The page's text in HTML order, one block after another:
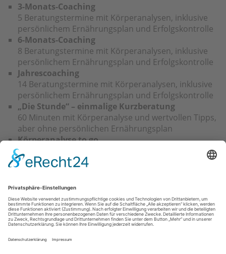
3-Monats-Coaching
5 Beratungstermine mit Körperanalysen, inklusive
persönlichem Ernährungsplan und Erfolgskontrolle
6-Monats-Coaching
8 Beratungstermine mit Körperanalysen, inklusive
persönlichem Ernährungsplan und Erfolgskontrolle
Jahrescoaching
14 Beratungstermine mit Körperanalysen, inklusive
persönlichem Ernährungsplan und Erfolgskontrolle
„Die Stunde“ – einmalige Kurzberatung
60 Minuten mit Körperanalyse und wertvollen Tipps,
aber ohne persönlichen Ernährungsplan
Körperanalyse to go
NIR-Messung am Bizeps mit Ausdruck einer
persönlichen „Körperurkunde“
Was kostet das Ganze?
Ich biete Ihnen, verglichen mit vielen anderen
individuellen Coachings und Abnehmprogrammen am
Markt, faire Preise an. Kontaktieren Sie mich bei
Interesse einfach.